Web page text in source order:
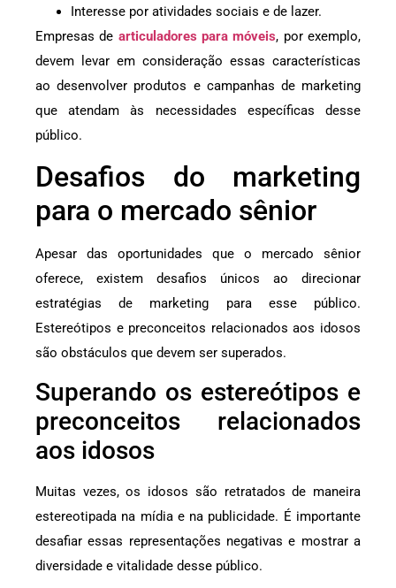
Interesse por atividades sociais e de lazer.
Empresas de articuladores para móveis, por exemplo,
devem levar em consideração essas características
ao desenvolver produtos e campanhas de marketing
que atendam às necessidades específicas desse
público.
Desafios do marketing
para o mercado sênior
Apesar das oportunidades que o mercado sênior
oferece, existem desafios únicos ao direcionar
estratégias de marketing para esse público.
Estereótipos e preconceitos relacionados aos idosos
são obstáculos que devem ser superados.
Superando os estereótipos e
preconceitos relacionados
aos idosos
Muitas vezes, os idosos são retratados de maneira
estereotipada na mídia e na publicidade. É importante
desafiar essas representações negativas e mostrar a
diversidade e vitalidade desse público.